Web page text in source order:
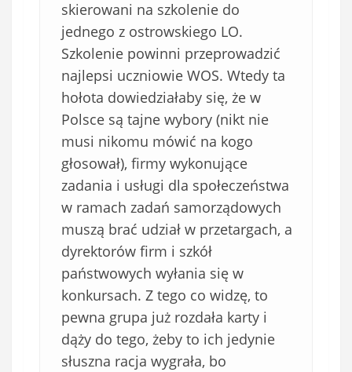
skierowani na szkolenie do
jednego z ostrowskiego LO.
Szkolenie powinni przeprowadzić
najlepsi uczniowie WOS. Wtedy ta
hołota dowiedziałaby się, że w
Polsce są tajne wybory (nikt nie
musi nikomu mówić na kogo
głosował), firmy wykonujące
zadania i usługi dla społeczeństwa
w ramach zadań samorządowych
muszą brać udział w przetargach, a
dyrektorów firm i szkół
państwowych wyłania się w
konkursach. Z tego co widzę, to
pewna grupa już rozdała karty i
dąży do tego, żeby to ich jedynie
słuszna racja wygrała, bo